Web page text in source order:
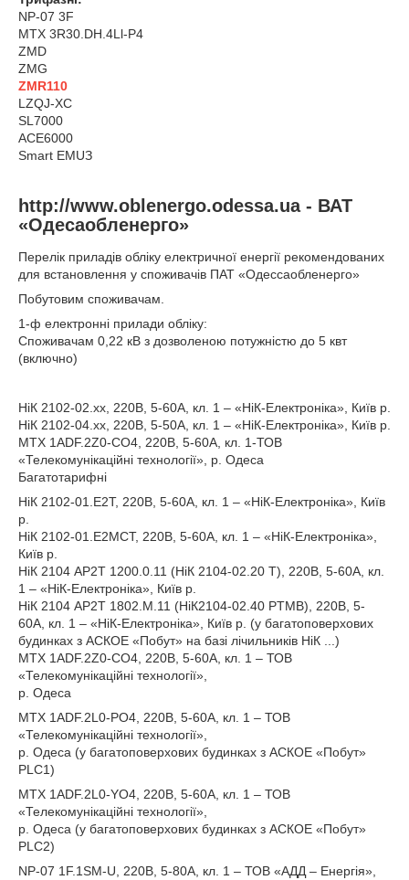
NP-07 3F
MTX 3R30.DH.4Ll-P4
ZMD
ZMG
ZMR110
LZQJ-XC
SL7000
ACE6000
Smаrt ЕМUЗ
http://www.oblenergo.odessa.ua - ВАТ
«Одесаобленерго»
Перелік приладів обліку електричної енергії рекомендованих
для встановлення у споживачів ПАТ «Одессаобленерго»
Побутовим споживачам.
1-ф електронні прилади обліку:
Споживачам 0,22 кВ з дозволеною потужністю до 5 квт
(включно)
НіК 2102-02.хх, 220В, 5-60А, кл. 1 – «НіК-Електроніка», Київ р.
НіК 2102-04.хх, 220В, 5-50А, кл. 1 – «НіК-Електроніка», Київ р.
MTX 1ADF.2Z0-CO4, 220В, 5-60А, кл. 1-ТОВ
«Телекомунікаційні технології», р. Одеса
Багатотарифні
НіК 2102-01.E2T, 220В, 5-60А, кл. 1 – «НіК-Електроніка», Київ
р.
НіК 2102-01.Е2МСТ, 220В, 5-60А, кл. 1 – «НіК-Електроніка»,
Київ р.
НіК 2104 AP2T 1200.0.11 (НіК 2104-02.20 T), 220В, 5-60А, кл.
1 – «НіК-Електроніка», Київ р.
НіК 2104 AP2T 1802.M.11 (НіК2104-02.40 PTMB), 220В, 5-
60А, кл. 1 – «НіК-Електроніка», Київ р. (у багатоповерхових
будинках з АСКОЕ «Побут» на базі лічильників НіК ...)
MTX 1ADF.2Z0-CO4, 220В, 5-60А, кл. 1 – ТОВ
«Телекомунікаційні технології»,
р. Одеса
MTX 1ADF.2L0-PO4, 220В, 5-60А, кл. 1 – ТОВ
«Телекомунікаційні технології»,
р. Одеса (у багатоповерхових будинках з АСКОЕ «Побут»
PLC1)
MTX 1ADF.2L0-YO4, 220В, 5-60А, кл. 1 – ТОВ
«Телекомунікаційні технології»,
р. Одеса (у багатоповерхових будинках з АСКОЕ «Побут»
PLC2)
NP-07 1F.1SM-U, 220В, 5-80А, кл. 1 – ТОВ «АДД – Енергія»,